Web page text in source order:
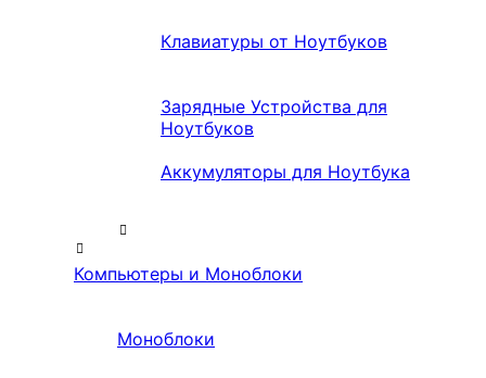
Клавиатуры от Ноутбуков
Зарядные Устройства для
Ноутбуков
Аккумуляторы для Ноутбука
Компьютеры и Моноблоки
Моноблоки